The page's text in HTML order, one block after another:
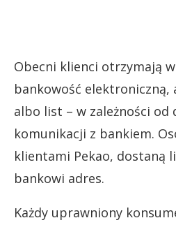
Obecni klienci otrzymają
bankowość elektroniczną,
albo list – w zależności od
komunikacji z bankiem.
klientami Pekao, dostaną
bankowi adres.
Każdy uprawniony